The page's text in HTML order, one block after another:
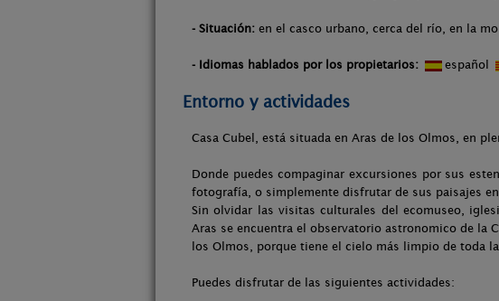
- Situación: en el casco urbano, cerca del río, en la
- Idiomas hablados por los propietarios: español
Entorno y actividades
Casa Cubel, está situada en Aras de los Olmos, en
Donde puedes compaginar excursiones por sus
fotografía, o simplemente disfrutar de sus paisajes
Sin olvidar las visitas culturales del ecomuseo,
Aras se encuentra el observatorio astronomico de la
los Olmos, porque tiene el cielo más limpio de toda
Puedes disfrutar de las siguientes actividades: